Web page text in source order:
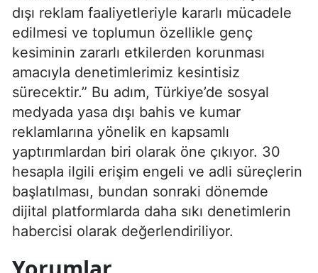
dışı reklam faaliyetleriyle kararlı mücadele
edilmesi ve toplumun özellikle genç
kesiminin zararlı etkilerden korunması
amacıyla denetimlerimiz kesintisiz
sürecektir.” Bu adım, Türkiye’de sosyal
medyada yasa dışı bahis ve kumar
reklamlarına yönelik en kapsamlı
yaptırımlardan biri olarak öne çıkıyor. 30
hesapla ilgili erişim engeli ve adli süreçlerin
başlatılması, bundan sonraki dönemde
dijital platformlarda daha sıkı denetimlerin
habercisi olarak değerlendiriliyor.